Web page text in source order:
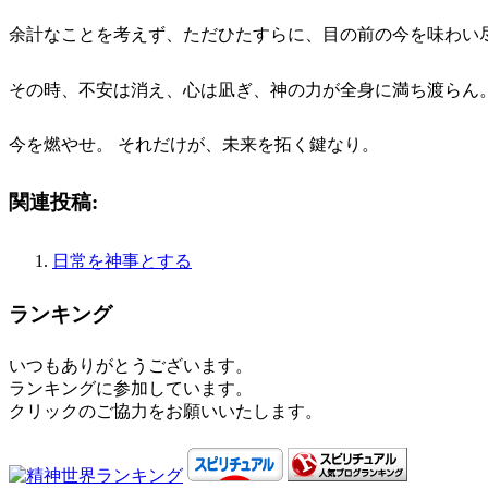
余計なことを考えず、ただひたすらに、目の前の今を味わい
その時、不安は消え、心は凪ぎ、神の力が全身に満ち渡らん。
今を燃やせ。 それだけが、未来を拓く鍵なり。
関連投稿:
日常を神事とする
ランキング
いつもありがとうございます。
ランキングに参加しています。
クリックのご協力をお願いいたします。